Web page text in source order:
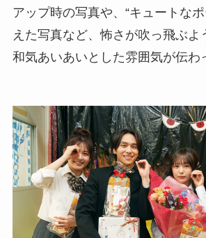
アップ時の写真や、“キュートな
えた写真など、怖さが吹っ飛ぶよ
和気あいあいとした雰囲気が伝わ